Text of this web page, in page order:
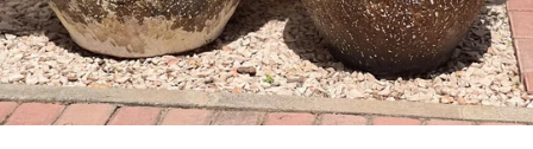
330 Outlet